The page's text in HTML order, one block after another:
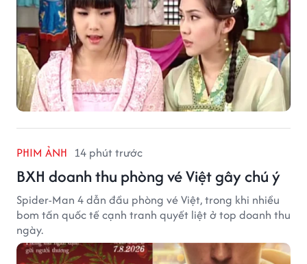
PHIM ẢNH 14 phút trước
BXH doanh thu phòng vé Việt gây chú ý
Spider-Man 4 dẫn đầu phòng vé Việt, trong khi nhiều
bom tấn quốc tế cạnh tranh quyết liệt ở top doanh thu
ngày.